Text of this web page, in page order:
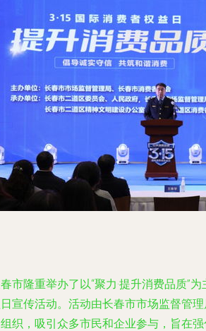
市隆重举办了以“聚力·提升消费品质”
宣传活动。活动由长春市市场监督管
织，吸引众多市民和企业参与，旨在